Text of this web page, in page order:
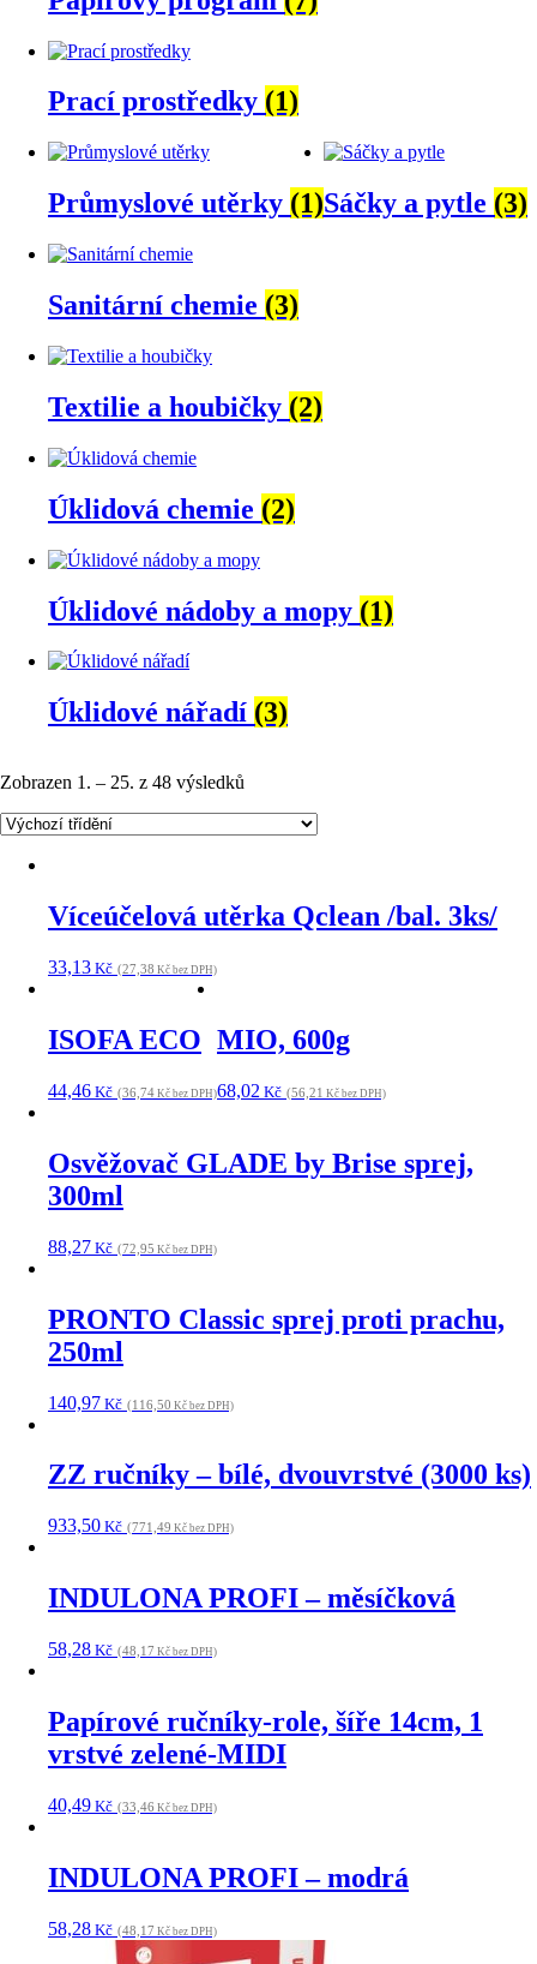
Prací prostředky (1)
Průmyslové utěrky (1)Sáčky a pytle (3)
Sanitární chemie (3)
Textilie a houbičky (2)
Úklidová chemie (2)
Úklidové nádoby a mopy (1)
Úklidové nářadí (3)
Zobrazen 1. – 25. z 48 výsledků
Víceúčelová utěrka Qclean /bal. 3ks/
33,13 Kč (27,38 Kč bez DPH)
ISOFA ECO
44,46 Kč (36,74 Kč bez DPH)
MIO, 600g
68,02 Kč (56,21 Kč bez DPH)
Osvěžovač GLADE by Brise sprej,
300ml
88,27 Kč (72,95 Kč bez DPH)
PRONTO Classic sprej proti prachu,
250ml
140,97 Kč (116,50 Kč bez DPH)
ZZ ručníky – bílé, dvouvrstvé (3000 ks)
933,50 Kč (771,49 Kč bez DPH)
INDULONA PROFI – měsíčková
58,28 Kč (48,17 Kč bez DPH)
Papírové ručníky-role, šíře 14cm, 1
vrstvé zelené-MIDI
40,49 Kč (33,46 Kč bez DPH)
INDULONA PROFI – modrá
58,28 Kč (48,17 Kč bez DPH)